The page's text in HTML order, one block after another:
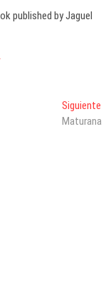
published by Jaguel
Siguiente
Maturana